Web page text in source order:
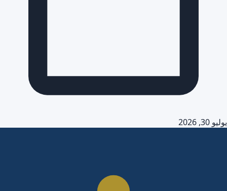
يوليو 30, 2026